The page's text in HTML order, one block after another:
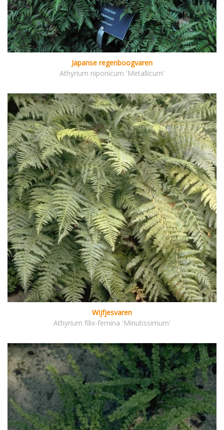
Japanse regenboogvaren
Athyrium niponicum 'Metallicum'
Wijfjesvaren
Athyrium filix-femina 'Minutissimum'